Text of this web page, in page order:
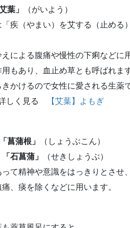
葉」
（がいよう）
「疾（やまい）を艾する（止める
による腹痛や慢性の下痢などに
用もあり、血止め草とも呼ばれます
かけるので女性に愛される生薬
しく見る
【艾葉】よもぎ
菖蒲根」
（しょうぶこん）
「石菖蒲」
（せきしょうぶ）
て精神や意識をはっきりとさせ、
、痰を除くなどに用います。